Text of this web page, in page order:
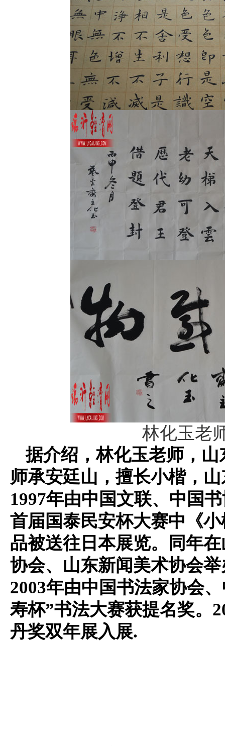
林化玉老
据介绍，林化玉老师，
师承安廷山，擅长小楷，
1997年由中国文联、中国
首届国泰民安杯大赛中《
品被送往日本展览。同年
协会、山东新闻美术协会
2003年由中国书法家协会
寿杯”书法大赛获提名奖。
丹奖双年展入展.